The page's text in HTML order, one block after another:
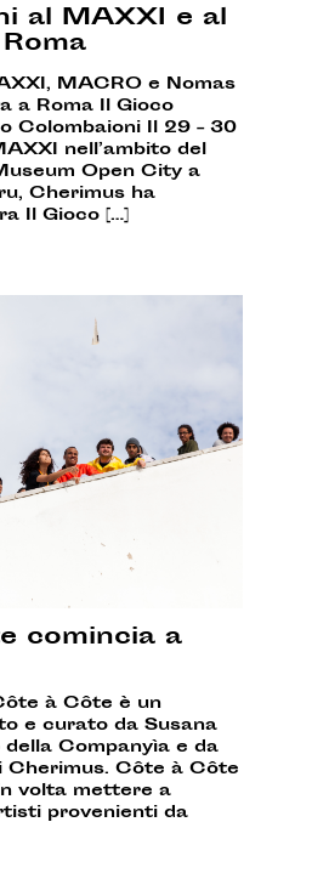
al MAXXI e al
MACRO e Nomas
a Roma Il Gioco
Colombaioni Il 29 – 30
nell’ambito del
Open City a
Cherimus ha
Il Gioco […]
comincia a
à Côte è un
e curato da Susana
Companyìa e da
Cherimus. Côte à Côte
volta mettere a
provenienti da